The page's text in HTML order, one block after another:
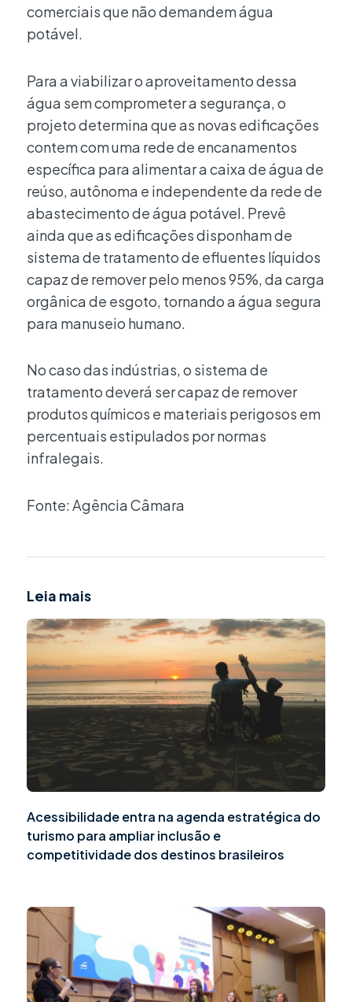
comerciais que não demandem água
potável.
Para a viabilizar o aproveitamento dessa
água sem comprometer a segurança, o
projeto determina que as novas edificações
contem com uma rede de encanamentos
específica para alimentar a caixa de água de
reúso, autônoma e independente da rede de
abastecimento de água potável. Prevê
ainda que as edificações disponham de
sistema de tratamento de efluentes líquidos
capaz de remover pelo menos 95%, da carga
orgânica de esgoto, tornando a água segura
para manuseio humano.
No caso das indústrias, o sistema de
tratamento deverá ser capaz de remover
produtos químicos e materiais perigosos em
percentuais estipulados por normas
infralegais.
Fonte: Agência Câmara
Leia mais
Acessibilidade entra na agenda estratégica do
turismo para ampliar inclusão e
competitividade dos destinos brasileiros